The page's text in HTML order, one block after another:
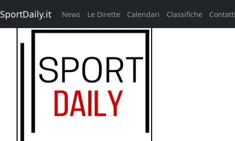
SportDaily.it News Le Dirette Calendari Classifiche Contatti